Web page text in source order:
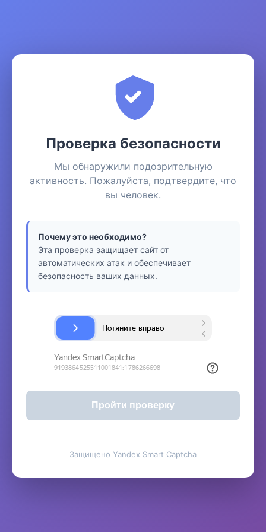
Проверка безопасности
Мы обнаружили подозрительную
активность. Пожалуйста, подтвердите, что
вы человек.
Почему это необходимо?
Эта проверка защищает сайт от
автоматических атак и обеспечивает
безопасность ваших данных.
Пройти проверку
Защищено Yandex Smart Captcha